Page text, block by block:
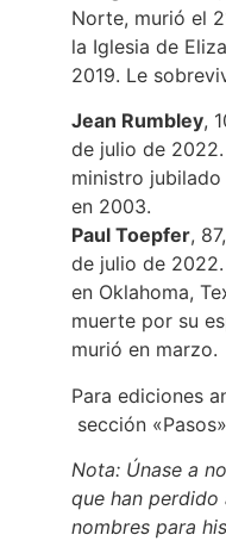
Norte, murió el
la Iglesia de
2019. Le
Jean Rumbley,
de julio de
ministro
en 2003.
Paul Toepfer,
de julio de
en Oklahoma,
muerte por su
murió en marzo.
Para ediciones
sección «Pasos»
Nota: Únase a
que han perdido
nombres para